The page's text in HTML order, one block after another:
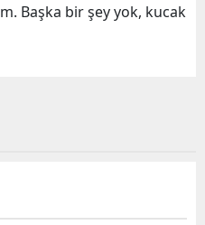
Başka bir şey yok, kucak